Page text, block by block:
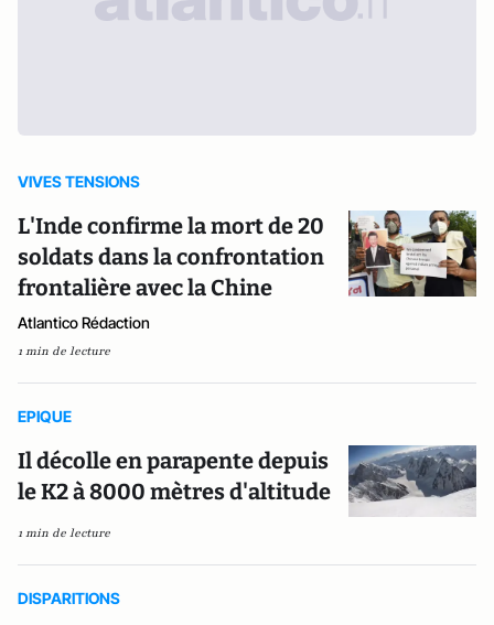
VIVES TENSIONS
L'Inde confirme la mort de 20
soldats dans la confrontation
frontalière avec la Chine
Atlantico Rédaction
1 min de lecture
EPIQUE
Il décolle en parapente depuis
le K2 à 8000 mètres d'altitude
1 min de lecture
DISPARITIONS